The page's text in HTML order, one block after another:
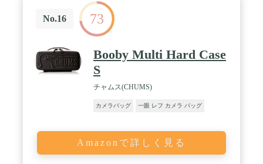
No.16 73
Booby Multi Hard Case
S
チャムス(CHUMS)
カメラバッグ 一眼 レフ カメラ バッグ
Amazonで詳しく見る